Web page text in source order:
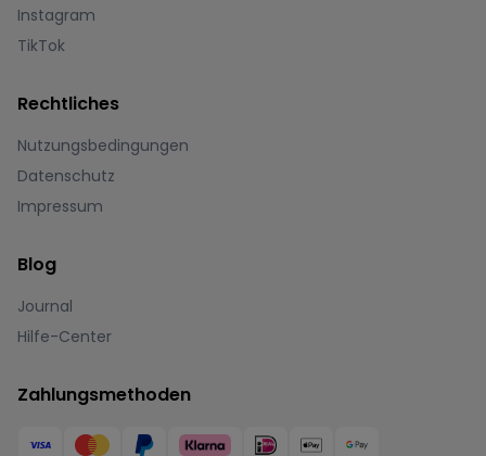
Instagram
TikTok
Rechtliches
Nutzungsbedingungen
Datenschutz
Impressum
Blog
Journal
Hilfe-Center
Zahlungsmethoden